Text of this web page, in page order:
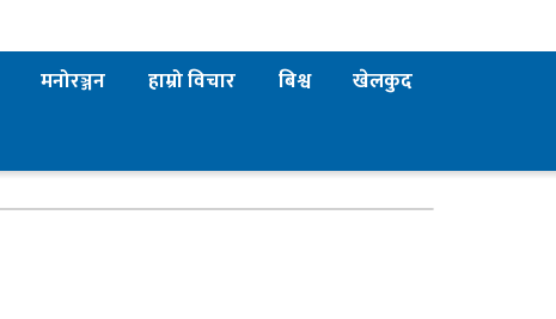
मनोरञ्जन हाम्रो विचार बिश्व
खेलकुद